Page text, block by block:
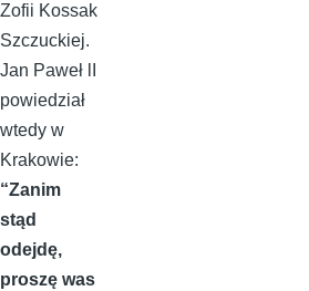
Zofii Kossak
Szczuckiej.
Jan Paweł lI
powiedział
wtedy w
Krakowie:
“Zanim
stąd
odejdę,
proszę was